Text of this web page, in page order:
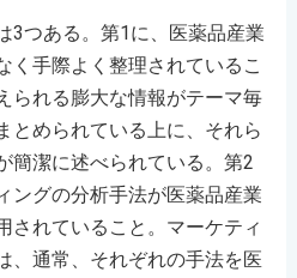
3つある。第1に、医薬品産業
く手際よく整理されているこ
られる膨大な情報がテーマ毎
とめられている上に、それら
簡潔に述べられている。第2
ングの分析手法が医薬品産業
されていること。マーケティ
、通常、それぞれの手法を医